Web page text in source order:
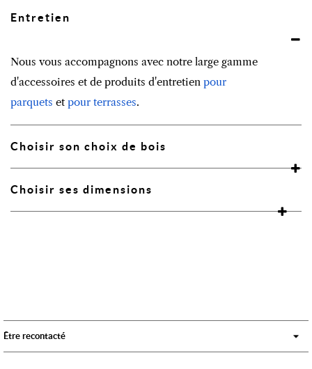
Entretien
Nous vous accompagnons avec notre large gamme
d'accessoires et de produits d'entretien pour
parquets et pour terrasses.
Choisir son choix de bois
Choisir ses dimensions